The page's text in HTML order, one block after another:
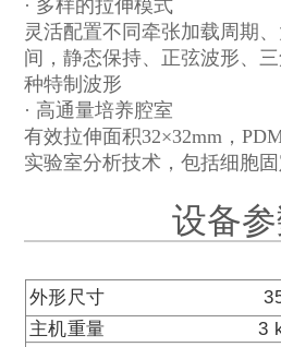
· 多样的拉伸模式
灵活配置不同牵张加载周期
间，静态保持、正弦波形、
种特制波形
· 高通量培养腔室
有效拉伸面积32×32mm，
实验室分析技术，包括细胞
设备
外形尺寸
主机重量 3